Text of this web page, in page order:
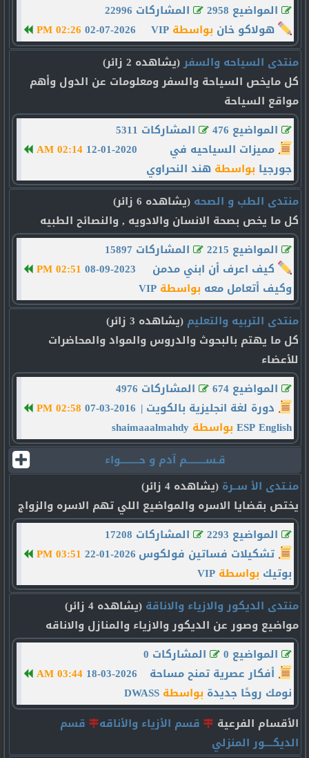
المواضيع 2958
المشاركات 22996
02-07-2026
02:26 PM هولاكو خان بواسطةVIP
منتدى السياحه والسفر(يشاهده 2 زائر)
كل مايخص السياحة والسفر ومعلومات عن الدول وأهم
مواقع السياحة
المواضيع 476
المشاركات 5311
12-01-2020
02:14 AM
مميزات السياحيه في
جورجيا بواسطةهند النحراوي
منتدى الطب و الصحه (يشاهده 6 زائر)
كل ما يخص بصحة الانسان والادويه , والنصائح الطبيه
المواضيع 2215
المشاركات 15897
08-09-2023
02:51 PM
كيف اعرف أن ابني مدمن
وكيف أتعامل معه بواسطةVIP
منتدى التربيه والتعليم (يشاهده 3 زائر)
كل ما يهتم بالبحوث والدروس والمواد والمحاضرات
للأعضاء
المواضيع 674
المشاركات 4976
07-03-2016
02:58 PM
دورة لغة انجليزية بالكويت |
ESP English بواسطةshaimaaalmahdy
قـســـــــــم آدم و حـــــــــواء
منـتدى الأ ســرة (يشاهده 4 زائر)
يختص بقضايا الاسره والمواضيع اللي تهم الاسره والزواج
المواضيع 2293
المشاركات 17208
22-01-2026
03:51 PM
تشكيلات فساتين فولكوس
بوتيك بواسطةVIP
منتدى الديكور والازياء والاناقة (يشاهده 4 زائر)
مواضيع وصور عن الديكور والازياء والمنازل والاناقه
المواضيع 0
المشاركات 0
18-03-2026
03:44 AM
أفكار عصرية تمنح مساحة
نومك روحًا جديدة بواسطةDWASS
الأقسام الفرعية
قسم الأزياء والأناقه
قسم
الديكــــور المنزلي